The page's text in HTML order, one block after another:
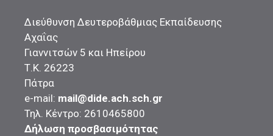
Διεύθυνση Δευτεροβάθμιας Εκπαίδευσης
Αχαΐας
Γιαννιτσών 5 και Ηπείρου
Τ.Κ. 26223
Πάτρα
e-mail: mail@dide.ach.sch.gr
Τηλ. Κέντρο: 2610465800
Δήλωση προσβασιμότητας